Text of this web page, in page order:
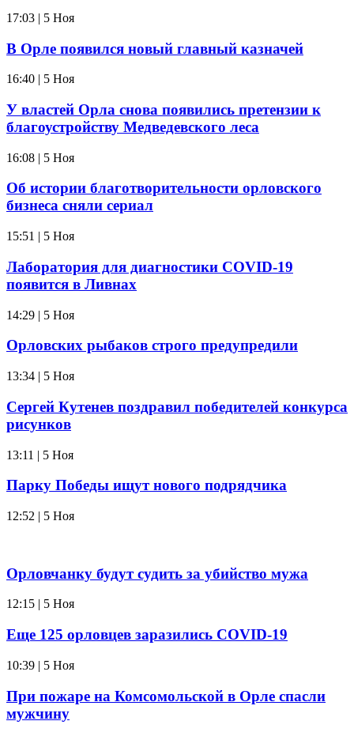
17:03 | 5 Ноя
В Орле появился новый главный казначей
16:40 | 5 Ноя
У властей Орла снова появились претензии к
благоустройству Медведевского леса
16:08 | 5 Ноя
Об истории благотворительности орловского
бизнеса сняли сериал
15:51 | 5 Ноя
Лаборатория для диагностики COVID-19
появится в Ливнах
14:29 | 5 Ноя
Орловских рыбаков строго предупредили
13:34 | 5 Ноя
Сергей Кутенев поздравил победителей конкурса
рисунков
13:11 | 5 Ноя
Парку Победы ищут нового подрядчика
12:52 | 5 Ноя
Орловчанку будут судить за убийство мужа
12:15 | 5 Ноя
Еще 125 орловцев заразились COVID-19
10:39 | 5 Ноя
При пожаре на Комсомольской в Орле спасли
мужчину